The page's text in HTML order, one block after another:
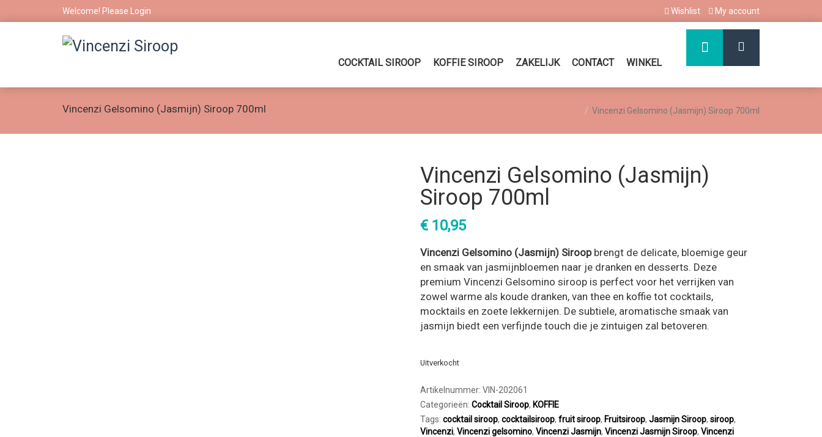
Welcome! Please Login Wishlist My account
COCKTAIL SIROOP KOFFIE SIROOP ZAKELIJK CONTACT WINKEL
Vincenzi Gelsomino (Jasmijn) Siroop 700ml Vincenzi Gelsomino (Jasmijn) Siroop 700ml
Vincenzi Gelsomino (Jasmijn)
Siroop 700ml
€ 10,95
Vincenzi Gelsomino (Jasmijn) Siroopbrengt de delicate, bloemige geur
en smaak van jasmijnbloemen naar je dranken en desserts. Deze
premium Vincenzi Gelsomino siroop is perfect voor het verrijken van
zowel warme als koude dranken, van thee en koffie tot cocktails,
mocktails en zoete lekkernijen. De subtiele, aromatische smaak van
jasmijn biedt een verfijnde touch die je zintuigen zal betoveren.
Uitverkocht
Artikelnummer: VIN-202061
Categorieën: Cocktail Siroop, KOFFIE
Tags: cocktail siroop, cocktailsiroop, fruit siroop, Fruitsiroop, Jasmijn Siroop, siroop,
Vincenzi, Vincenzi gelsomino, Vincenzi Jasmijn, Vincenzi Jasmijn Siroop, Vincenzi